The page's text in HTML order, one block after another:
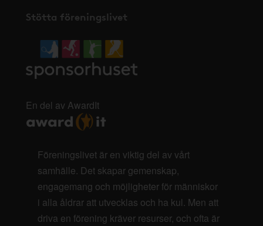
Stötta föreningslivet
En del av AwardIt
Föreningslivet är en viktig del av vårt
samhälle. Det skapar gemenskap,
engagemang och möjligheter för människor
i alla åldrar att utvecklas och ha kul. Men att
driva en förening kräver resurser, och ofta är